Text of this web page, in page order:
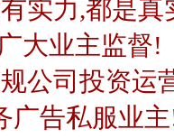
实力,都是
大业主监督!
公司投资运
广告私服业